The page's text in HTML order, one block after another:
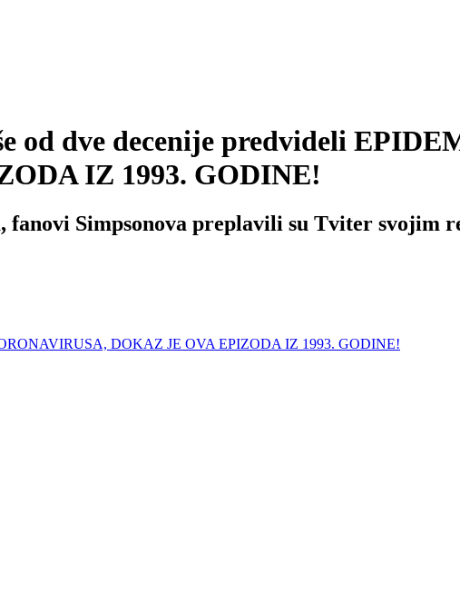
od dve decenije predvideli
IZ 1993. GODINE!
fanovi Simpsonova preplavili su Tviter svojim